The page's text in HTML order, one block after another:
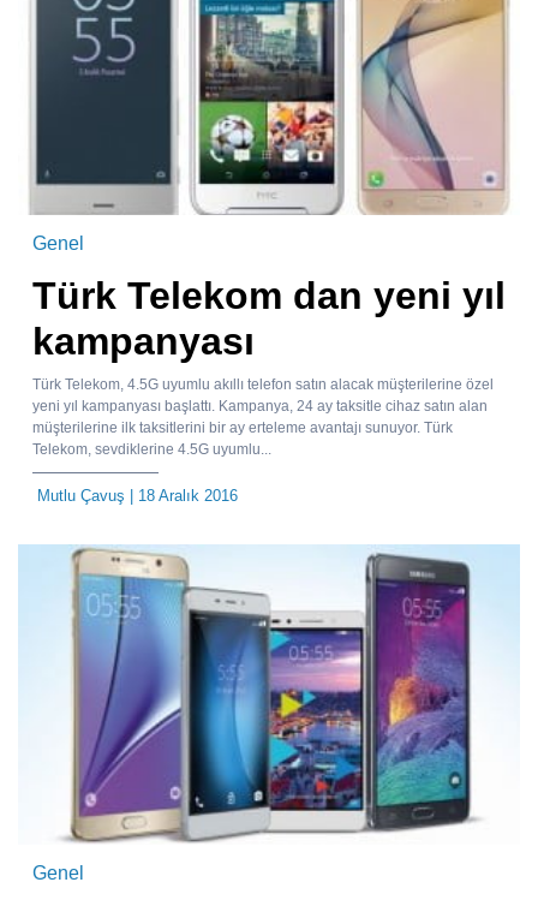
Genel
Türk Telekom dan yeni yıl
kampanyası
Türk Telekom, 4.5G uyumlu akıllı telefon satın alacak müşterilerine özel
yeni yıl kampanyası başlattı. Kampanya, 24 ay taksitle cihaz satın alan
müşterilerine ilk taksitlerini bir ay erteleme avantajı sunuyor. Türk
Telekom, sevdiklerine 4.5G uyumlu...
Mutlu Çavuş | 18 Aralık 2016
Genel